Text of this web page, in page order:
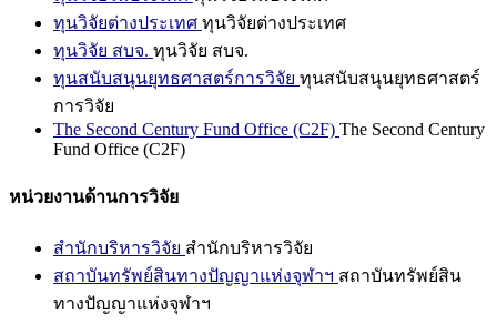
ทุนวิจัยต่างประเทศ ทุนวิจัยต่างประเทศ
ทุนวิจัย สบจ. ทุนวิจัย สบจ.
ทุนสนับสนุนยุทธศาสตร์การวิจัย ทุนสนับสนุนยุทธศาสตร์
การวิจัย
The Second Century Fund Office (C2F) The Second Century
Fund Office (C2F)
หน่วยงานด้านการวิจัย
สำนักบริหารวิจัย สำนักบริหารวิจัย
สถาบันทรัพย์สินทางปัญญาแห่งจุฬาฯ สถาบันทรัพย์สิน
ทางปัญญาแห่งจุฬาฯ